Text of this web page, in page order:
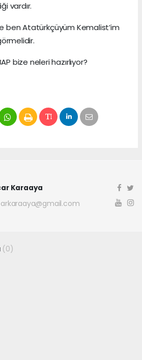
vardır.
ben Atatürkçüyüm Kemalist’im
bize neleri hazırlıyor?
Karaaya
(0)